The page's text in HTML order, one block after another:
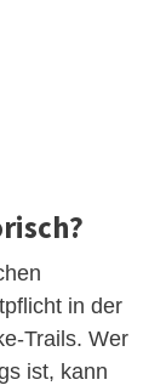
in der
Trails. Wer
ist, kann